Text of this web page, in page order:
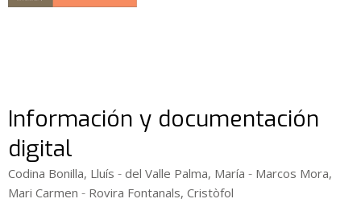
Información y documentación
digital
Codina Bonilla, Lluís - del Valle Palma, María - Marcos Mora,
Mari Carmen - Rovira Fontanals, Cristòfol